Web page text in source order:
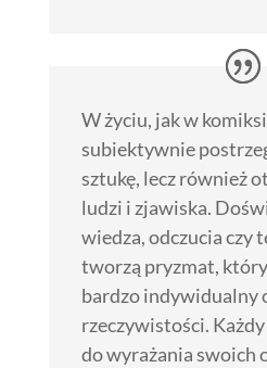
W życiu, jak w
subiektywnie
sztukę, lecz również
ludzi i zjawiska.
wiedza, odczucia czy
tworzą pryzmat,
bardzo indywidualny
rzeczywistości.
do wyrażania swoich